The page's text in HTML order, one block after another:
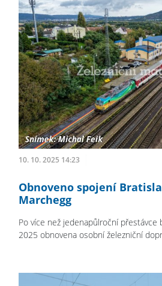
10. 10. 2025 14:23
Obnoveno spojení
Marchegg
Po více než jedenapůlroční přestávce
2025 obnovena osobní železniční